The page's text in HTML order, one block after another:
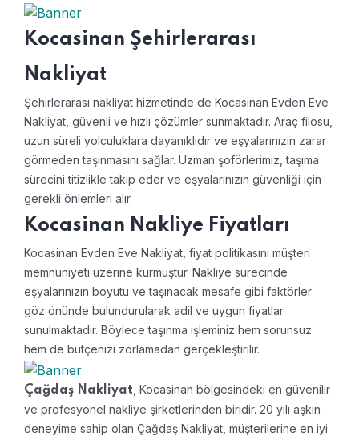
Kocasinan Şehirlerarası
Nakliyat
Şehirlerarası nakliyat hizmetinde de Kocasinan Evden Eve
Nakliyat, güvenli ve hızlı çözümler sunmaktadır. Araç filosu,
uzun süreli yolculuklara dayanıklıdır ve eşyalarınızın zarar
görmeden taşınmasını sağlar. Uzman şoförlerimiz, taşıma
sürecini titizlikle takip eder ve eşyalarınızın güvenliği için
gerekli önlemleri alır.
Kocasinan Nakliye Fiyatları
Kocasinan Evden Eve Nakliyat, fiyat politikasını müşteri
memnuniyeti üzerine kurmuştur. Nakliye sürecinde
eşyalarınızın boyutu ve taşınacak mesafe gibi faktörler
göz önünde bulundurularak adil ve uygun fiyatlar
sunulmaktadır. Böylece taşınma işleminiz hem sorunsuz
hem de bütçenizi zorlamadan gerçekleştirilir.
Çağdaş Nakliyat , Kocasinan bölgesindeki en güvenilir
ve profesyonel nakliye şirketlerinden biridir. 20 yılı aşkın
deneyime sahip olan Çağdaş Nakliyat, müşterilerine en iyi